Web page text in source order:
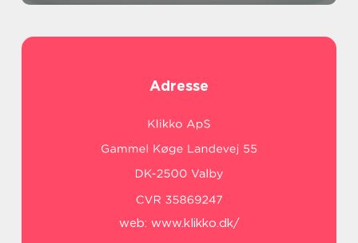
Adresse
web: www.klikko.dk/